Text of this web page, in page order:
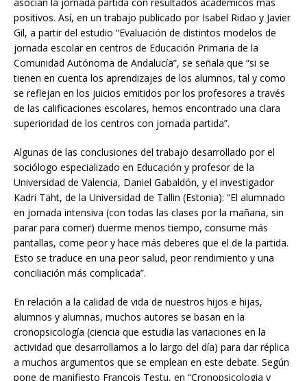
positivos. Así, en un trabajo publicado por Isabel Ridao y Javier
Gil, a partir del estudio “Evaluación de distintos modelos de
jornada escolar en centros de Educación Primaria de la
Comunidad Autónoma de Andalucía”, se señala que “si se
tienen en cuenta los aprendizajes de los alumnos, tal y como
se reflejan en los juicios emitidos por los profesores a través
de las calificaciones escolares, hemos encontrado una clara
superioridad de los centros con jornada partida”.
Algunas de las conclusiones del trabajo desarrollado por el
sociólogo especializado en Educación y profesor de la
Universidad de Valencia, Daniel Gabaldón, y el investigador
Kadri Täht, de la Universidad de Tallin (Estonia): “El alumnado
en jornada intensiva (con todas las clases por la mañana, sin
parar para comer) duerme menos tiempo, consume más
pantallas, come peor y hace más deberes que el de la partida.
Esto se traduce en una peor salud, peor rendimiento y una
conciliación más complicada”.
En relación a la calidad de vida de nuestros hijos e hijas,
alumnos y alumnas, muchos autores se basan en la
cronopsicología (ciencia que estudia las variaciones en la
actividad que desarrollamos a lo largo del día) para dar réplica
a muchos argumentos que se emplean en este debate. Según
pone de manifiesto Francois Testu, en “Cronopsicologia y